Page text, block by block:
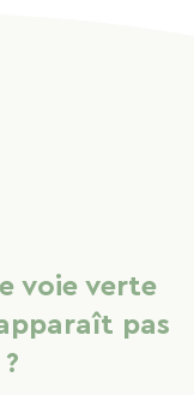
voie verte
pas